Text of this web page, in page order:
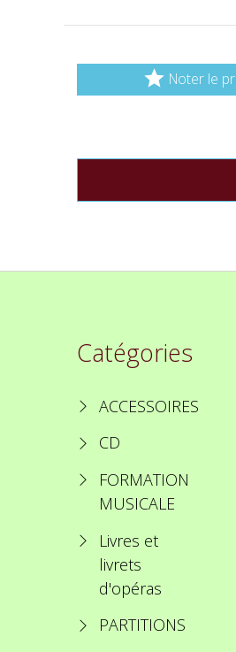
 Noter le
Catégories
ACCESSOIRES
CD
FORMATION
MUSICALE
Livres et
livrets
d'opéras
PARTITIONS